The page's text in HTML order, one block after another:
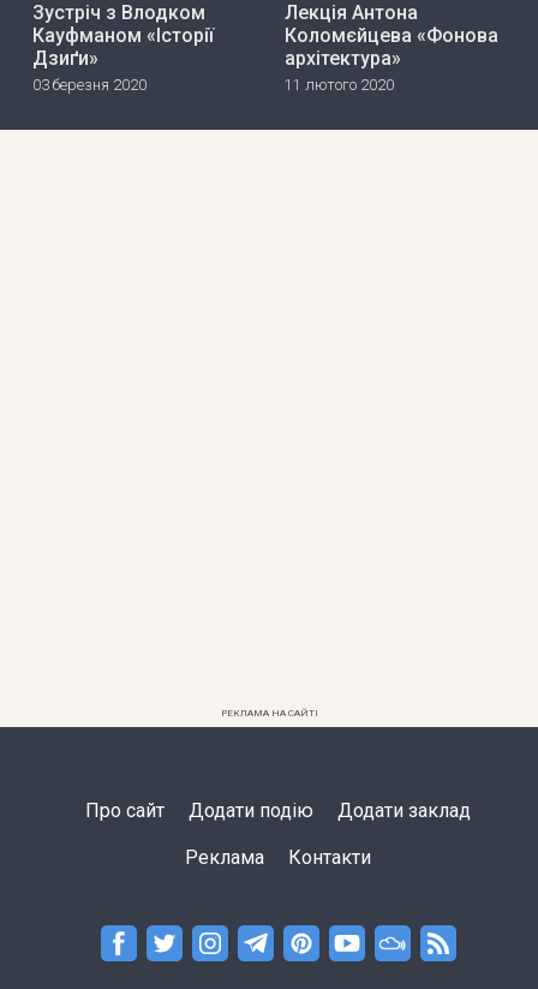
Зустріч з Влодком
Кауфманом «Історії
Дзиґи»
03 березня 2020
Лекція Антона
Коломєйцева «Фонова
архітектура»
11 лютого 2020
РЕКЛАМА НА САЙТІ
Про сайт Додати подію Додати заклад
Реклама Контакти